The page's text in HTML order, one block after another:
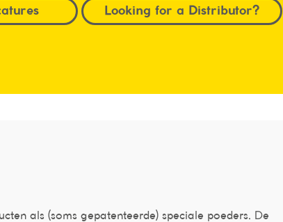
Looking for a Distributor?
als (soms gepatenteerde) speciale poeders. De